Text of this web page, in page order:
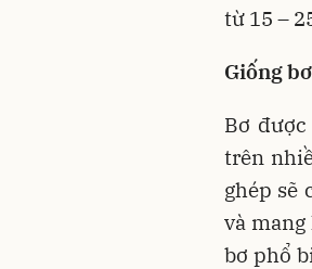
từ 15 –
Giống bơ
Bơ
trên
ghép sẽ
và
bơ phổ